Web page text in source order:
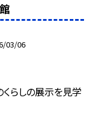
03/06
らしの展示を見学